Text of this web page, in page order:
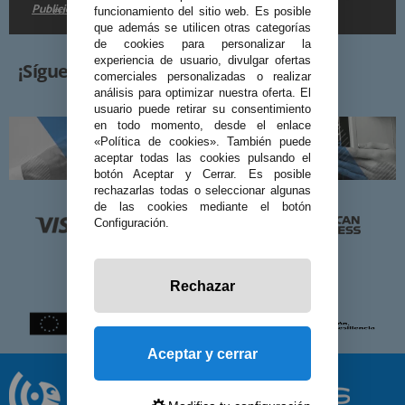
en la
Publicidad
¡Síguenos!
funcionamiento del sitio web. Es posible
que además se utilicen otras categorías
de cookies para personalizar la
experiencia de usuario, divulgar ofertas
comerciales personalizadas o realizar
análisis para optimizar nuestra oferta. El
usuario puede retirar su consentimiento
en todo momento, desde el enlace
«Política de cookies». También puede
aceptar todas las cookies pulsando el
botón Aceptar y Cerrar. Es posible
rechazarlas todas o seleccionar algunas
de las cookies mediante el botón
Configuración.
Rechazar
Aceptar y cerrar